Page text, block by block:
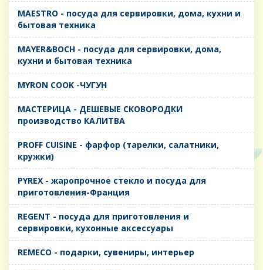
MAESTRO - посуда для сервировки, дома, кухни и
бытовая техника
MAYER&BOCH - посуда для сервировки, дома,
кухни и бытовая техника
MYRON COOK -ЧУГУН
MАСТЕРИЦА - ДЕШЕВЫЕ СКОВОРОДКИ
производство КАЛИТВА
PROFF CUISINE - фарфор (тарелки, салатники,
кружки)
PYREX - жаропрочное стекло и посуда для
приготовления-Франция
REGENT - посуда для приготовления и
сервировки, кухонные аксессуары
REMECO - подарки, сувениры, интерьер